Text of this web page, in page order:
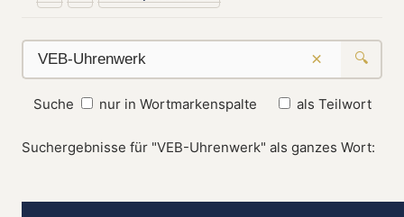
× 🔍
Suche nur in Wortmarkenspalte als Teilwort
Suchergebnisse für "VEB-Uhrenwerk" als ganzes Wort: